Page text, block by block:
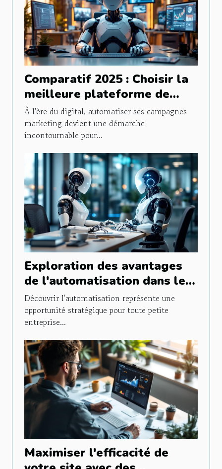
Comparatif 2025 : Choisir la
meilleure plateforme de
marketing automatisé
À l'ère du digital, automatiser ses campagnes
marketing devient une démarche
incontournable pour...
Exploration des avantages
de l'automatisation dans les
petites entreprises
Découvrir l'automatisation représente une
opportunité stratégique pour toute petite
entreprise...
Maximiser l'efficacité de